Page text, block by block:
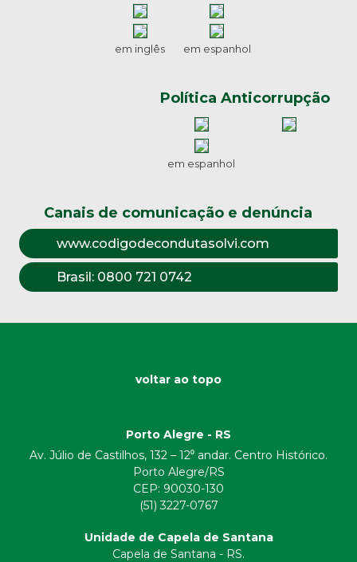
em inglês em espanhol
Política Anticorrupção
em espanhol
Canais de comunicação e denúncia
www.codigodecondutasolvi.com
Brasil: 0800 721 0742
voltar ao topo
Porto Alegre - RS
Av. Júlio de Castilhos, 132 – 12⁰ andar. Centro Histórico.
Porto Alegre/RS
CEP: 90030-130
(51) 3227-0767
Unidade de Capela de Santana
Capela de Santana - RS.